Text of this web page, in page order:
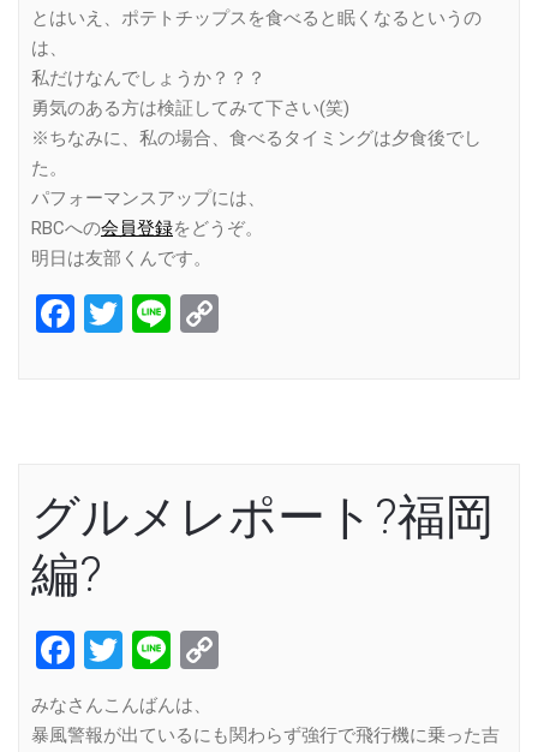
とはいえ、ポテトチップスを食べると眠くなるというの
は、
私だけなんでしょうか？？？
勇気のある方は検証してみて下さい(笑)
※ちなみに、私の場合、食べるタイミングは夕食後でし
た。
パフォーマンスアップには、
RBCへの会員登録をどうぞ。
明日は友部くんです。
Facebook
Twitter
Line
グルメレポート?福岡
編?
Facebook
Twitter
Line
みなさんこんばんは、
暴風警報が出ているにも関わらず強行で飛行機に乗った吉